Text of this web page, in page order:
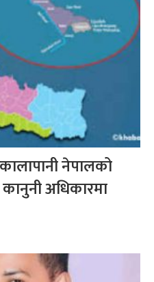
नेपालको
अधिकारमा